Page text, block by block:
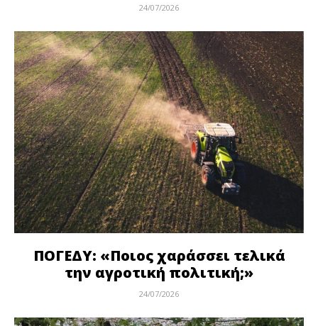
24/07/2026
ΠΟΓΕΔΥ: «Ποιος χαράσσει τελικά
την αγροτική πολιτική;»
24/07/2026